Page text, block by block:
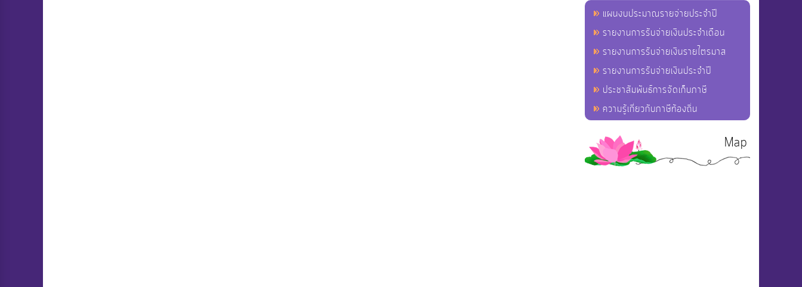
แผนงบประมาณรายจ่ายประจำปี
รายงานการรับจ่ายเงินประจำเดือน
รายงานการรับจ่ายเงินรายไตรมาส
รายงานการรับจ่ายเงินประจำปี
ประชาสัมพันธ์การจัดเก็บภาษี
ความรู้เกี่ยวกับภาษีท้องถิ่น
Map